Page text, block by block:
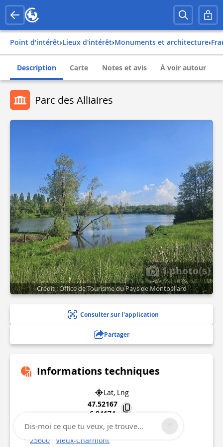
Point d'intérêt› Lieux d'intérêt› Monuments et architecture›
Description Carte Notes et avis À voir autour
Parc des Alliaires
1 photo(s)
Crédit : Office de Tourisme du Pays de Montbéliard
Consulter sur l'application
Partager
Informations techniques
Lat, Lng
47.52167
6.84174
9 rue des Graviers
25600
Vieux-Charmont
Dis-moi ce que tu veux, je trouve...